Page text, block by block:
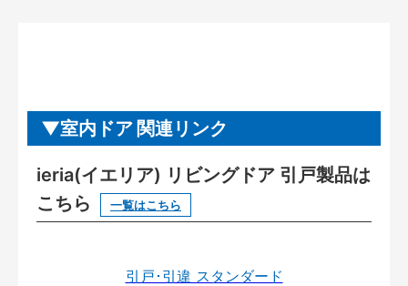
室内ドア 関連リンク
ieria(イエリア) リビングドア 引戸製品は
こちら
一覧はこちら
引戸･引違 スタンダード